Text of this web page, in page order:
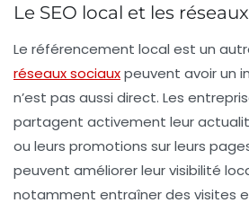
Le SEO local et les
Le référencement local est un
réseaux sociauxpeuvent avoir un
n’est pas aussi direct. Les
partagent activement leur
ou leurs promotions sur leurs
peuvent améliorer leur visibilité
notamment entraîner des visites